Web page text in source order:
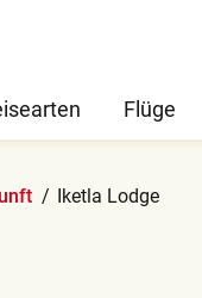
Flüge
Iketla Lodge